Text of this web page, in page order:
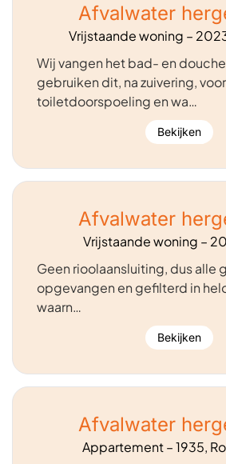
Afvalwater
Vrijstaande woning –
Wij vangen het bad- en
gebruiken dit, na zuivering, voor
toiletdoorspoeling en wa…
Bekijken
Afvalwater
Vrijstaande woning –
Geen rioolaansluiting, dus alle
opgevangen en gefilterd in
waarn…
Bekijken
Afvalwater
Appartement – 1935,